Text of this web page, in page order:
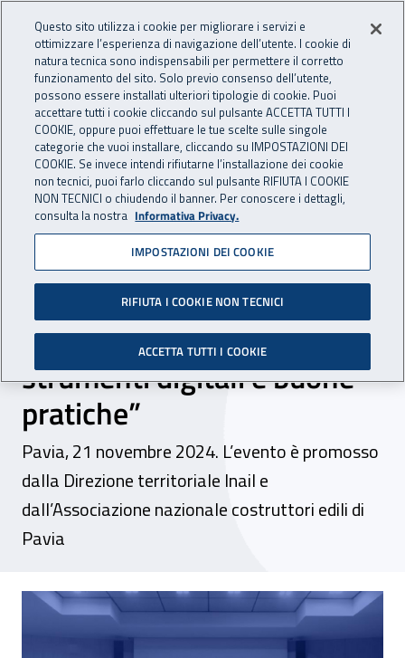
INAIL - Istituto Nazionale
Apri cerca
Navigazione principale
Navigazione - Ti trovi in:
Home Inail comunica Eventi
21 novembre 2024
Convegno -
“Organizzazione e gestione
della sicurezza – tecniche,
strumenti digitali e buone
pratiche”
Pavia, 21 novembre 2024. L’evento è promosso
dalla Direzione territoriale Inail e
dall’Associazione nazionale costruttori edili di
Pavia
Convegno - “Organizzazione e
Questo sito utilizza i cookie per migliorare i servizi e
ottimizzare l’esperienza di navigazione dell’utente. I cookie di
natura tecnica sono indispensabili per permettere il corretto
funzionamento del sito. Solo previo consenso dell’utente,
possono essere installati ulteriori tipologie di cookie. Puoi
accettare tutti i cookie cliccando sul pulsante ACCETTA TUTTI I
COOKIE, oppure puoi effettuare le tue scelte sulle singole
categorie che vuoi installare, cliccando su IMPOSTAZIONI DEI
COOKIE. Se invece intendi rifiutarne l’installazione dei cookie
non tecnici, puoi farlo cliccando sul pulsante RIFIUTA I COOKIE
NON TECNICI o chiudendo il banner. Per conoscere i dettagli,
consulta la nostra Informativa Privacy.
IMPOSTAZIONI DEI COOKIE
RIFIUTA I COOKIE NON TECNICI
ACCETTA TUTTI I COOKIE